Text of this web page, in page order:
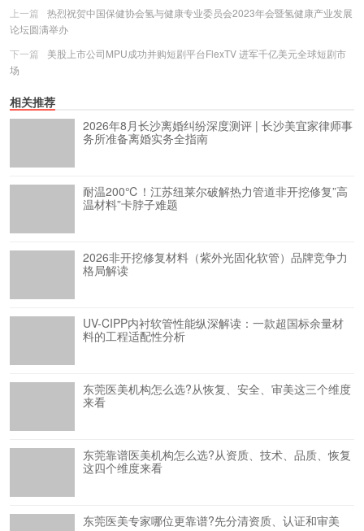
上一篇
热烈祝贺中国保健协会氢与健康专业委员会2023年会暨氢健康产业发展
论坛圆满举办
下一篇
美股上市公司MPU成功并购短剧平台FlexTV 进军千亿美元全球短剧市
场
相关推荐
2026年8月长沙离婚纠纷深度测评 | 长沙美宜家律师事
务所准备离婚实务全指南
耐温200℃！江苏纽莱尔破解热力管道非开挖修复”高
温材料”卡脖子难题
2026非开挖修复材料（紫外光固化软管）品牌竞争力
格局解读
UV-CIPP内衬软管性能纵深解读：一款超国标余量材
料的工程适配性分析
东莞医美机构怎么选?从恢复、安全、审美这三个维度
来看
东莞靠谱医美机构怎么选?从资质、技术、品质、恢复
这四个维度来看
东莞医美专家哪位更靠谱?先分清资质、认证和审美